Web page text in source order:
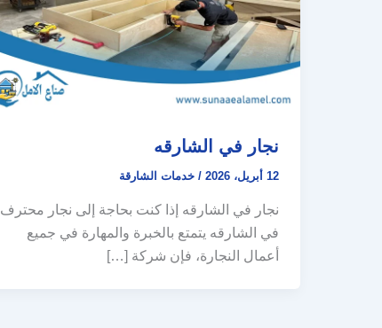
نجار في الشارقه
12 أبريل، 2026 / خدمات الشارقة
نجار في الشارقه إذا كنت بحاجة إلى نجار محترف
في الشارقه يتمتع بالخبرة والمهارة في جميع
أعمال النجارة، فإن شركة […]